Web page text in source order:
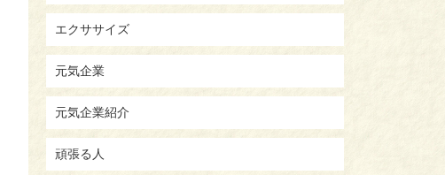
エクササイズ
元気企業
元気企業紹介
頑張る人